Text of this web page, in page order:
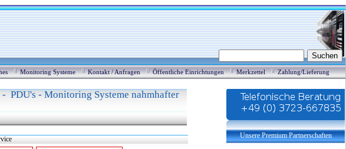
Monitoring Systeme Kontakt / Anfragen Öffentliche Einrichtungen Merkzettel Zahlung/Lieferung
PDU's - Monitoring Systeme nahmhafter
• KVM over IP • KVM Switches • Digitale KVM Matrix-
Unsere Premium Partnerschaften